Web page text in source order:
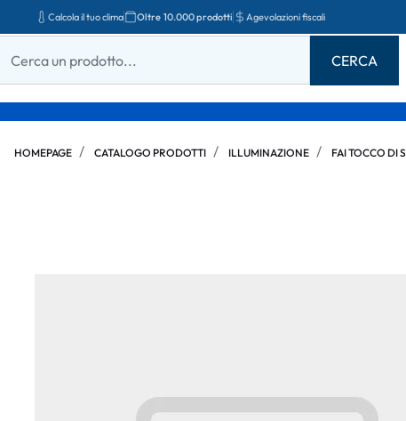
Calcola il tuo clima Oltre 10.000 prodotti Agevolazioni fiscali
HOMEPAGE CATALOGO PRODOTTI ILLUMINAZIONE FAI TOCCO DI